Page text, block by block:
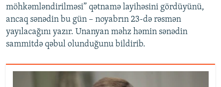
möhkəmləndirilməsi” qətnamə layihəsini gördüyünü,
ancaq sənədin bu gün – noyabrın 23-də rəsmən
yayılacağını yazır. Unanyan məhz həmin sənədin
sammitdə qəbul olunduğunu bildirib.